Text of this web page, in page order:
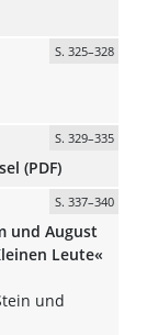
S. 325–328
S. 329–335
(PDF)
S. 337–340
und August
Leute«
und